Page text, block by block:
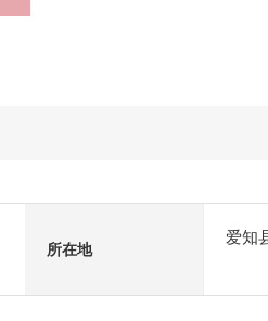
所在地
爱知